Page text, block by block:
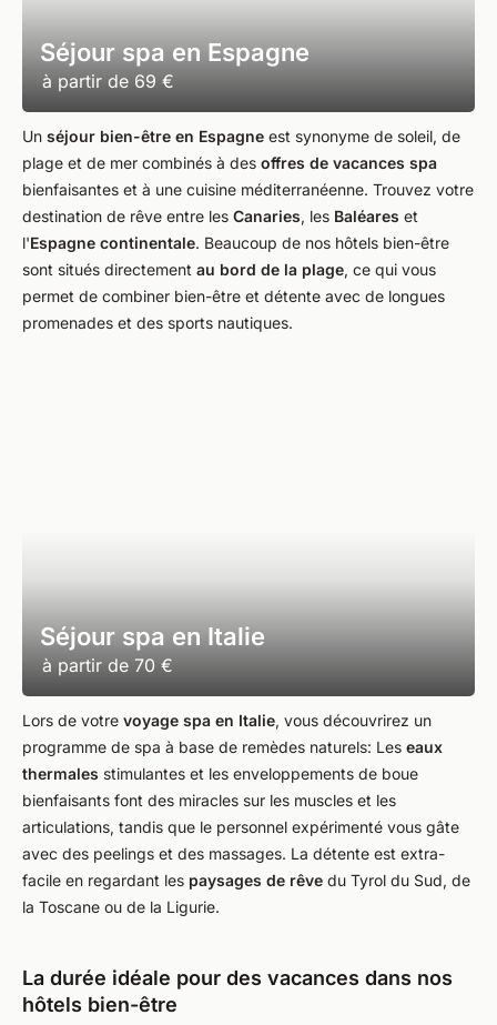
Séjour spa en Espagne
à partir de 69 €
Un séjour bien-être en Espagne est synonyme de soleil, de
plage et de mer combinés à des offres de vacances spa
bienfaisantes et à une cuisine méditerranéenne. Trouvez votre
destination de rêve entre les Canaries, les Baléares et
l'Espagne continentale. Beaucoup de nos hôtels bien-être
sont situés directement au bord de la plage, ce qui vous
permet de combiner bien-être et détente avec de longues
promenades et des sports nautiques.
Séjour spa en Italie
à partir de 70 €
Lors de votre voyage spa en Italie, vous découvrirez un
programme de spa à base de remèdes naturels: Les eaux
thermales stimulantes et les enveloppements de boue
bienfaisants font des miracles sur les muscles et les
articulations, tandis que le personnel expérimenté vous gâte
avec des peelings et des massages. La détente est extra-
facile en regardant les paysages de rêve du Tyrol du Sud, de
la Toscane ou de la Ligurie.
La durée idéale pour des vacances dans nos
hôtels bien-être